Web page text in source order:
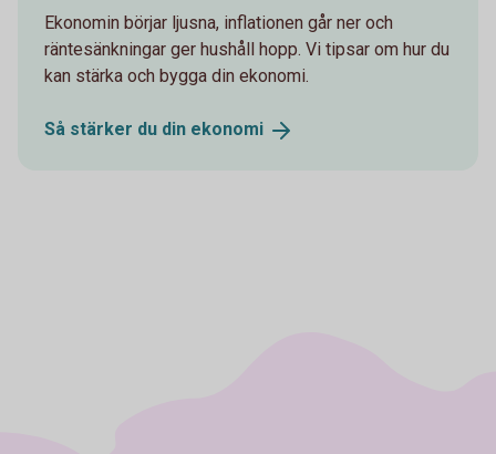
Ekonomin börjar ljusna, inflationen går ner och
räntesänkningar ger hushåll hopp. Vi tipsar om hur du
kan stärka och bygga din ekonomi.
Så stärker du din ekonomi